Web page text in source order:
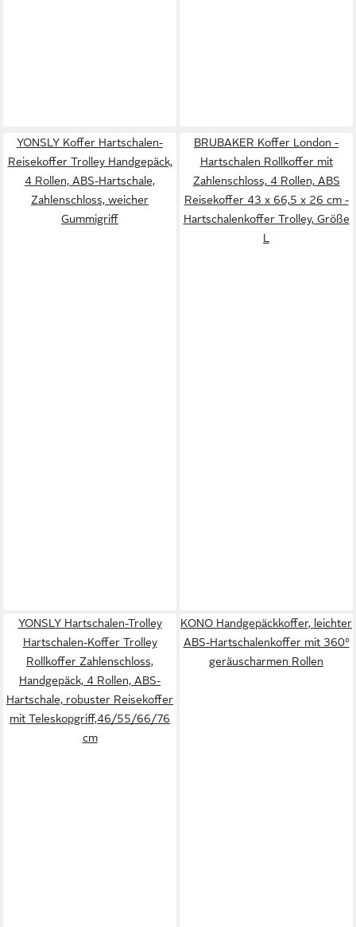
YONSLY Koffer Hartschalen-
Reisekoffer Trolley Handgepäck,
4 Rollen, ABS-Hartschale,
Zahlenschloss, weicher
Gummigriff
BRUBAKER Koffer London -
Hartschalen Rollkoffer mit
Zahlenschloss, 4 Rollen, ABS
Reisekoffer 43 x 66,5 x 26 cm -
Hartschalenkoffer Trolley, Größe
L
YONSLY Hartschalen-Trolley
Hartschalen-Koffer Trolley
Rollkoffer Zahlenschloss,
Handgepäck, 4 Rollen, ABS-
Hartschale, robuster Reisekoffer
mit Teleskopgriff,46/55/66/76
cm
KONO Handgepäckkoffer, leichter
ABS-Hartschalenkoffer mit 360°
geräuscharmen Rollen